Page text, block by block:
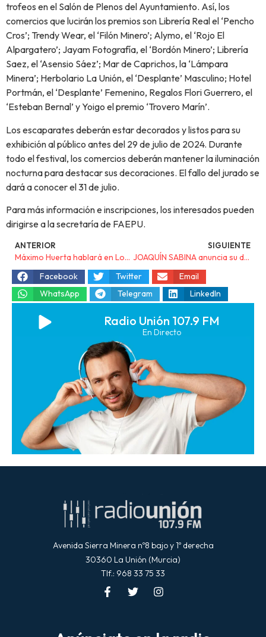
trofeos en el Salón de Plenos del Ayuntamiento. Así, los
comercios que lucirán los premios son Librería Real el ‘Pencho
Cros’; Trendy Wear, el ‘Filón Minero’; Alymo, el ‘Rojo El
Alpargatero’; Jayam Fotografía, el ‘Bordón Minero’; Librería
Saez, el ‘Asensio Sáez’; Mar de Caprichos, la ‘Lámpara
Minera’; Herbolario La Unión, el ‘Desplante’ Masculino; Hotel
Portmán, el ‘Desplante’ Femenino, Regalos Flori Guerrero, el
‘Esteban Bernal’ y Yoigo el premio ‘Trovero Marín’.
Los escaparates deberán estar decorados y listos para su
exhibición al público antes del 29 de julio de 2024. Durante
todo el festival, los comercios deberán mantener la iluminación
nocturna para destacar sus decoraciones. El fallo del jurado se
dará a conocer el 31 de julio.
Para más información e inscripciones, los interesados pueden
dirigirse a la secretaría de FAEPU.
ANTERIOR
Máximo Huerta hablará en Los Alcázares del amor en sus ficciones narrativas dentro del ciclo Fahrenheit 78.8 el próximo 12 de julio
SIGUIENTE
JOAQUÍN SABINA anuncia su despedida de los escenarios con la gira «HOLA Y ADIÓS»
Facebook
Twitter
Email
WhatsApp
Telegram LinkedIn
Radio Unión 107.9 FM
En Directo
Avenida Sierra Minera nº8 bajo y 1º derecha
30360 La Unión (Murcia)
Tlf.: 968 33 75 33